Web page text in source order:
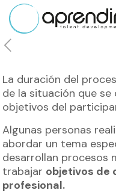
La duración del
de la situación que
objetivos del
Algunas personas
abordar un tema
desarrollan procesos
trabajar objetivos de
profesional.